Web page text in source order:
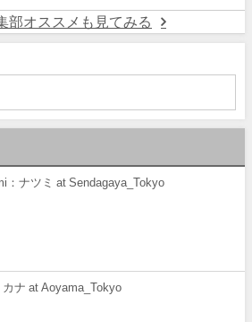
部オススメも見てみる
：ナツミ at Sendagaya_Tokyo
カナ at Aoyama_Tokyo